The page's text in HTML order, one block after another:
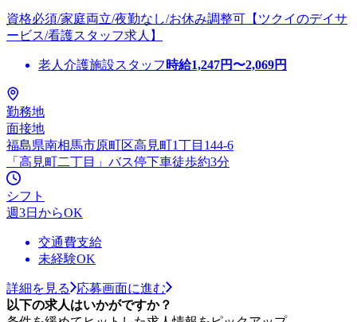
資格必須/家庭両立/夜勤なし/お休み調整可【ツクイのデイサ
ービス/看護スタッフ求人】
老人介護施設スタッフ 時給1,247円〜2,069円
勤務地
面接地
福島県南相馬市原町区高見町1丁目144-6
「高見町二丁目」バス停下車徒歩約3分
シフト
週3日からOK
交通費支給
未経験OK
詳細を見る
応募画面に進む
以下の求人はいかがですか？